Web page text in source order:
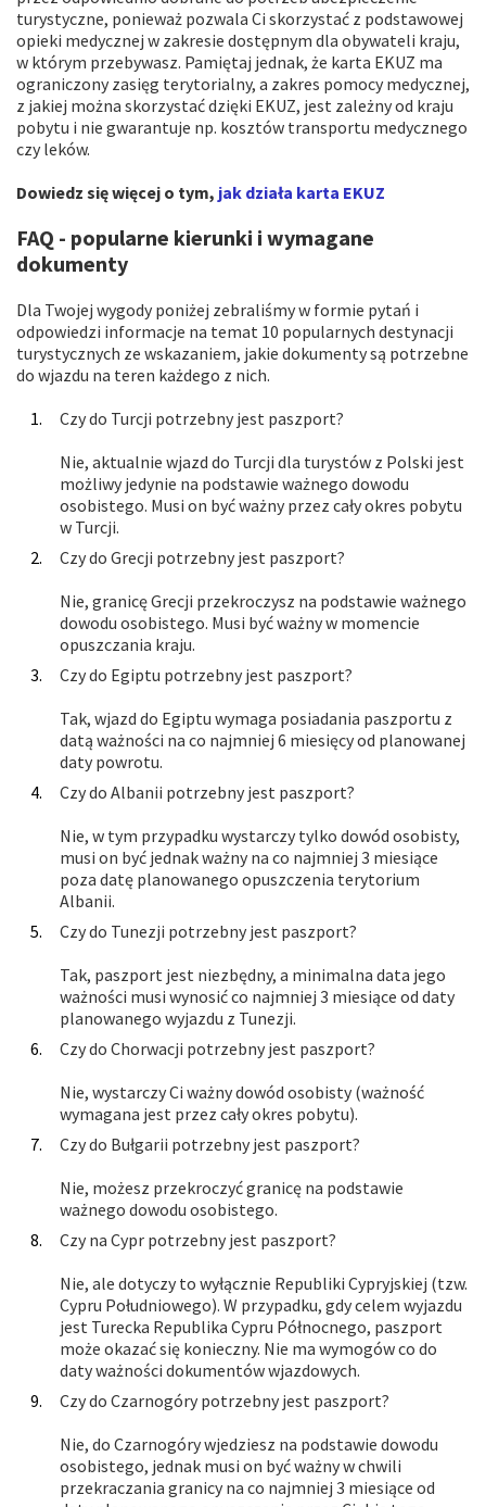
turystyczne, ponieważ pozwala Ci skorzystać z podstawowej
opieki medycznej w zakresie dostępnym dla obywateli kraju,
w którym przebywasz. Pamiętaj jednak, że karta EKUZ ma
ograniczony zasięg terytorialny, a zakres pomocy medycznej,
z jakiej można skorzystać dzięki EKUZ, jest zależny od kraju
pobytu i nie gwarantuje np. kosztów transportu medycznego
czy leków.
Dowiedz się więcej o tym, jak działa karta EKUZ
FAQ - popularne kierunki i wymagane
dokumenty
Dla Twojej wygody poniżej zebraliśmy w formie pytań i
odpowiedzi informacje na temat 10 popularnych destynacji
turystycznych ze wskazaniem, jakie dokumenty są potrzebne
do wjazdu na teren każdego z nich.
Czy do Turcji potrzebny jest paszport?
Nie, aktualnie wjazd do Turcji dla turystów z Polski jest
możliwy jedynie na podstawie ważnego dowodu
osobistego. Musi on być ważny przez cały okres pobytu
w Turcji.
Czy do Grecji potrzebny jest paszport?
Nie, granicę Grecji przekroczysz na podstawie ważnego
dowodu osobistego. Musi być ważny w momencie
opuszczania kraju.
Czy do Egiptu potrzebny jest paszport?
Tak, wjazd do Egiptu wymaga posiadania paszportu z
datą ważności na co najmniej 6 miesięcy od planowanej
daty powrotu.
Czy do Albanii potrzebny jest paszport?
Nie, w tym przypadku wystarczy tylko dowód osobisty,
musi on być jednak ważny na co najmniej 3 miesiące
poza datę planowanego opuszczenia terytorium
Albanii.
Czy do Tunezji potrzebny jest paszport?
Tak, paszport jest niezbędny, a minimalna data jego
ważności musi wynosić co najmniej 3 miesiące od daty
planowanego wyjazdu z Tunezji.
Czy do Chorwacji potrzebny jest paszport?
Nie, wystarczy Ci ważny dowód osobisty (ważność
wymagana jest przez cały okres pobytu).
Czy do Bułgarii potrzebny jest paszport?
Nie, możesz przekroczyć granicę na podstawie
ważnego dowodu osobistego.
Czy na Cypr potrzebny jest paszport?
Nie, ale dotyczy to wyłącznie Republiki Cypryjskiej (tzw.
Cypru Południowego). W przypadku, gdy celem wyjazdu
jest Turecka Republika Cypru Północnego, paszport
może okazać się konieczny. Nie ma wymogów co do
daty ważności dokumentów wjazdowych.
Czy do Czarnogóry potrzebny jest paszport?
Nie, do Czarnogóry wjedziesz na podstawie dowodu
osobistego, jednak musi on być ważny w chwili
przekraczania granicy na co najmniej 3 miesiące od